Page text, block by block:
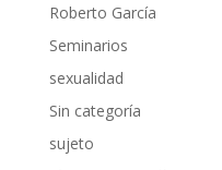
Roberto García
Seminarios
sexualidad
Sin categoría
sujeto